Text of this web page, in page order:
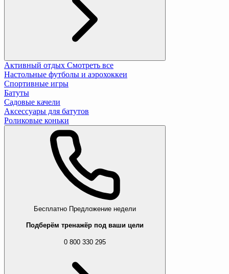
Активный отдых Смотреть все
Настольные футболы и аэрохоккеи
Спортивные игры
Батуты
Садовые качели
Аксессуары для батутов
Роликовые коньки
Бесплатно Предложение недели
Подберём тренажёр под ваши цели
0 800 330 295